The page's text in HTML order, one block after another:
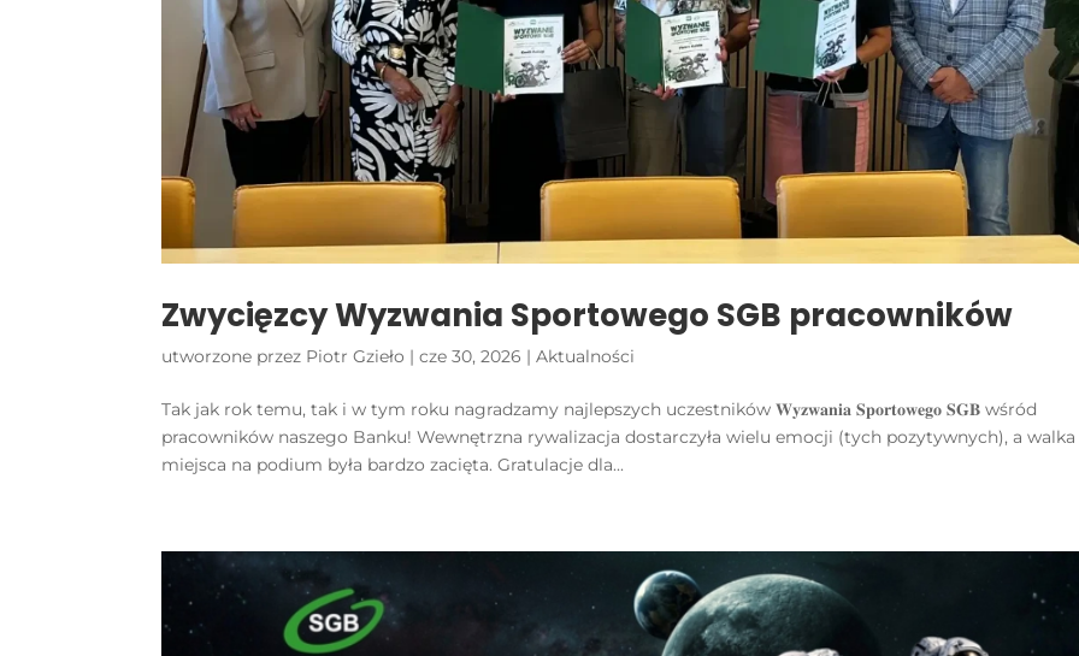
Zwycięzcy Wyzwania Sportowego SGB pracowników
utworzone przez Piotr Gzieło |cze 30, 2026 |Aktualności
Tak jak rok temu, tak i w tym roku nagradzamy najlepszych uczestników 𝐖𝐲𝐳𝐰𝐚𝐧𝐢𝐚 𝐒𝐩𝐨𝐫𝐭𝐨𝐰𝐞𝐠𝐨 𝐒𝐆𝐁 wśród
pracowników naszego Banku! Wewnętrzna rywalizacja dostarczyła wielu emocji (tych pozytywnych), a
miejsca na podium była bardzo zacięta. Gratulacje dla...